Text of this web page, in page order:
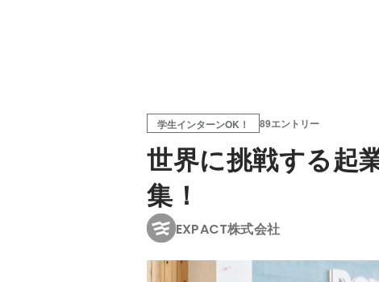
学生インターンOK！ 89エントリー
世界に挑戦する起
集！
EXPACT株式会社